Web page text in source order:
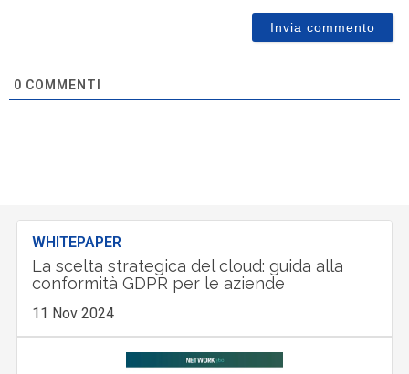
0 COMMENTI
WHITEPAPER
La scelta strategica del cloud: guida alla
conformità GDPR per le aziende
11 Nov 2024